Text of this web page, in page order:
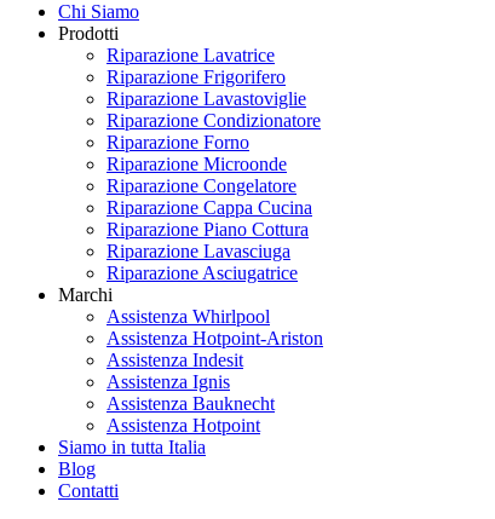
Chi Siamo
Prodotti
Riparazione Lavatrice
Riparazione Frigorifero
Riparazione Lavastoviglie
Riparazione Condizionatore
Riparazione Forno
Riparazione Microonde
Riparazione Congelatore
Riparazione Cappa Cucina
Riparazione Piano Cottura
Riparazione Lavasciuga
Riparazione Asciugatrice
Marchi
Assistenza Whirlpool
Assistenza Hotpoint-Ariston
Assistenza Indesit
Assistenza Ignis
Assistenza Bauknecht
Assistenza Hotpoint
Siamo in tutta Italia
Blog
Contatti